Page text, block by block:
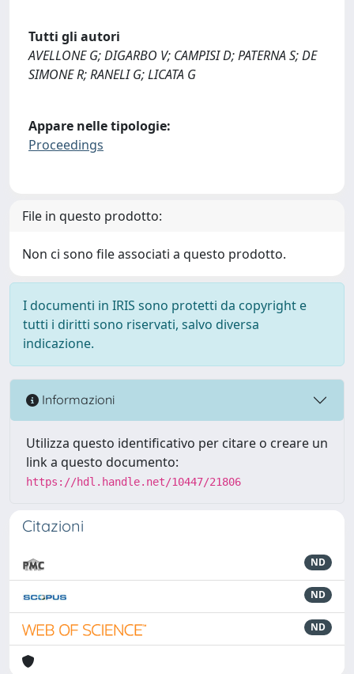
Tutti gli autori
AVELLONE G; DIGARBO V; CAMPISI D; PATERNA S; DE
SIMONE R; RANELI G; LICATA G
Appare nelle tipologie:
Proceedings
File in questo prodotto:
Non ci sono file associati a questo prodotto.
I documenti in IRIS sono protetti da copyright e
tutti i diritti sono riservati, salvo diversa
indicazione.
Informazioni
Utilizza questo identificativo per citare o creare un
link a questo documento:
https://hdl.handle.net/10447/21806
Citazioni
ND
ND
ND